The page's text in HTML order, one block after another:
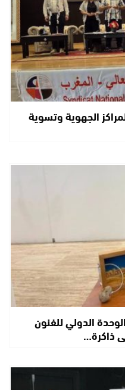
الجهوية وتسوية
الدولي للفنون
ذاكرة…